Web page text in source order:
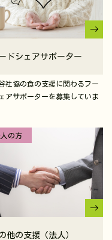
ドシェアサポーター
社協の食の支援に関わるフー
アサポーターを募集していま
の方
他の支援（法人）